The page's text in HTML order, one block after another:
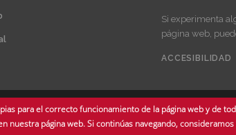
Si experimenta
página web,
menu
ACCESIBILIDAD
Sevilla - Todos los derechos reservados -
para el correcto funcionamiento de la página web y de
nuestra página web. Si continúas navegando,